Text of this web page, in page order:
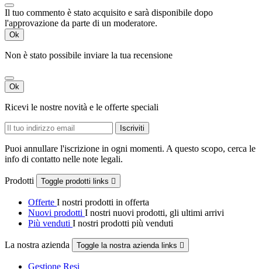
Il tuo commento è stato acquisito e sarà disponibile dopo
l'approvazione da parte di un moderatore.
Ok
Non è stato possibile inviare la tua recensione
Ok
Ricevi le nostre novità e le offerte speciali
Puoi annullare l'iscrizione in ogni momenti. A questo scopo, cerca le
info di contatto nelle note legali.
Prodotti Toggle prodotti links 
Offerte I nostri prodotti in offerta
Nuovi prodotti I nostri nuovi prodotti, gli ultimi arrivi
Più venduti I nostri prodotti più venduti
La nostra azienda Toggle la nostra azienda links 
Gestione Resi